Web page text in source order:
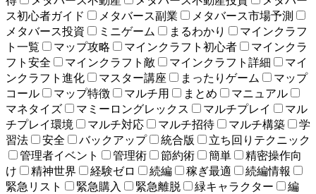
ス初心者ガイド
メタバース副業
メタバース市場予測
メタバース投資
ミニゲーム まるわかり
マインクラフ
ト一覧
マップ攻略 マインクラフト初心者
マインクラ
フト安全
マインクラフト敵 マインクラフト詳細
マイ
ンクラフト進化
マスター講座 まったりゲーム
マップ
コール
マップ特徴 マルチ用 まとめ
マニュアル
マネタイズ
マミーロングレックス マルチプレイ
マル
チプレイ環境
マルチ対応 マルチ招待 マルチ構築
学
習法
安全 バックアップ 統合版
立ち回りテクニック
管理者イベント
管理術 節約術 簡単
精密操作向
け
精神世界 経験ゼロ 続編 稼ぎ最適
続編情報
緊急リスト
緊急購入 緊急離脱 緑キャラクター
編